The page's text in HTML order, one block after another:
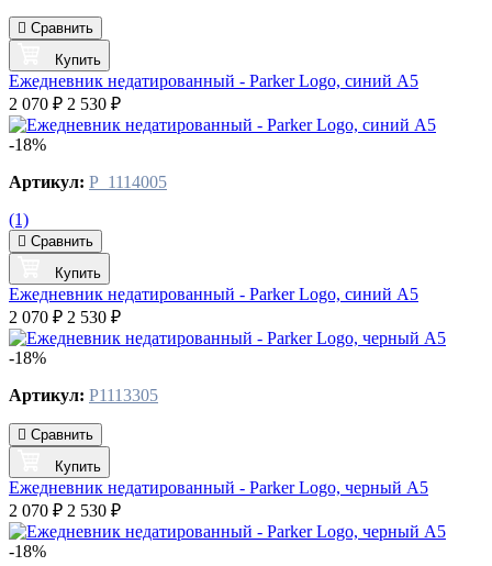
Сравнить
Купить
Ежедневник недатированный - Parker Logo, синий А5
2 070 ₽ 2 530 ₽
-18%
Артикул: P_1114005
(1)
Сравнить
Купить
Ежедневник недатированный - Parker Logo, синий А5
2 070 ₽ 2 530 ₽
-18%
Артикул: P1113305
Сравнить
Купить
Ежедневник недатированный - Parker Logo, черный А5
2 070 ₽ 2 530 ₽
-18%